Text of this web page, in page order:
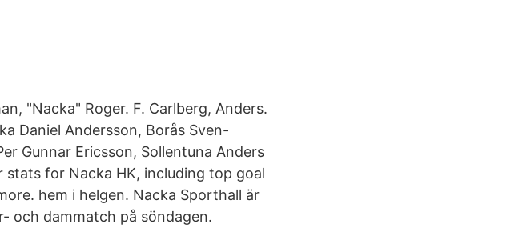
"Nacka" Roger. F. Carlberg, Anders.
Daniel Andersson, Borås Sven-
Gunnar Ericsson, Sollentuna Anders
for Nacka HK, including top goal
hem i helgen. Nacka Sporthall är
och dammatch på söndagen.